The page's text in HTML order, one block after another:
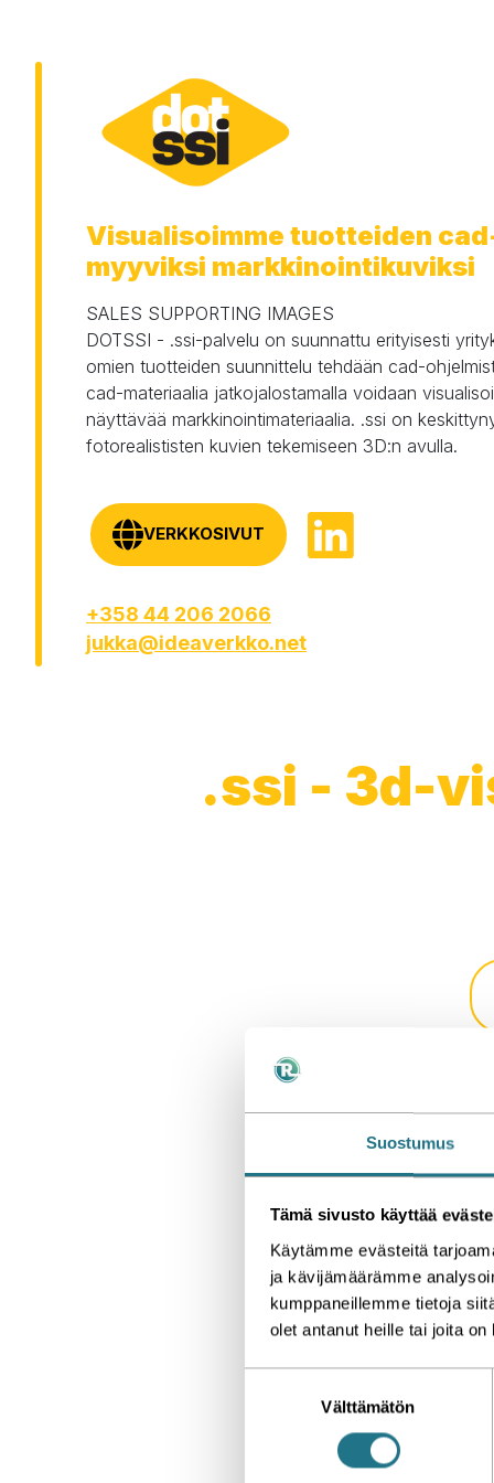
Suostumus
Tämä sivusto käyttää
Käytämme evästeitä
ja kävijämäärämme
kumppaneillemme tietoja
olet antanut heille tai joita
Välttämätön
Visualisoimme tuotteiden
myyviksi markkinointikuviksi
SALES SUPPORTING IMAGES
DOTSSI - .ssi-palvelu on suunnattu erityisesti
omien tuotteiden suunnittelu tehdään cad-
cad-materiaalia jatkojalostamalla voidaan
näyttävää markkinointimateriaalia. .ssi on
fotorealististen kuvien tekemiseen 3D:n avulla.
VERKKOSIVUT
+358 44 206 2066
jukka@ideaverkko.net
.ssi - 3d-